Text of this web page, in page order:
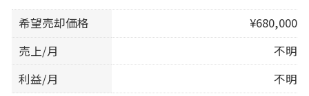
希望売却価格
¥680,000
売上/月
不明
利益/月
不明